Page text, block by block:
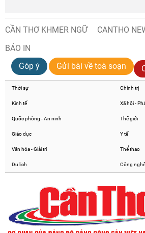
CẦN THƠ KHMER NGỮ CANTHO
BÁO IN
Góp ý
Gửi bài về toà soạn
Thời sự Chính trị
Kinh tế Xã hội -
Quốc phòng - An ninh Thế giới
Giáo dục Y tế
Văn hóa - Giải trí Thể thao
Du lịch Công nghệ